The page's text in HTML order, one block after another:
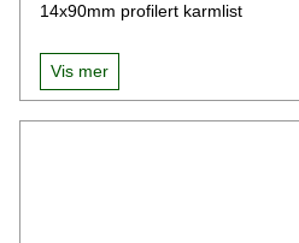
14x90mm profilert karmlist
Vis mer